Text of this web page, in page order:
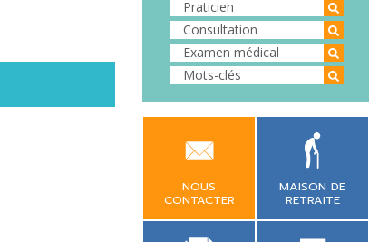
NOUS
CONTACTER
MAISON DE
RETRAITE